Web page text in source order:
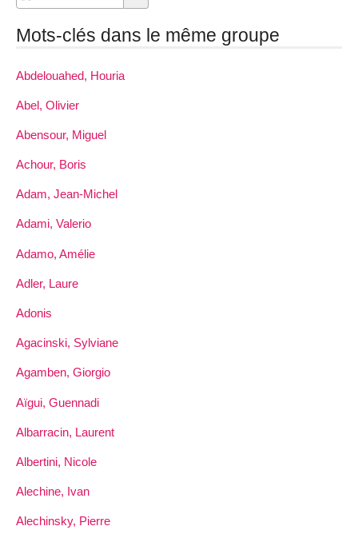
Mots-clés dans le même groupe
Abdelouahed, Houria
Abel, Olivier
Abensour, Miguel
Achour, Boris
Adam, Jean-Michel
Adami, Valerio
Adamo, Amélie
Adler, Laure
Adonis
Agacinski, Sylviane
Agamben, Giorgio
Aïgui, Guennadi
Albarracin, Laurent
Albertini, Nicole
Alechine, Ivan
Alechinsky, Pierre